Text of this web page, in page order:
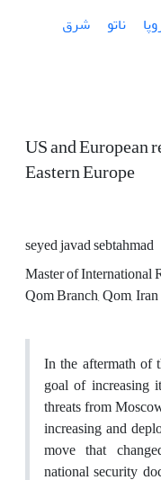
ناتو
شرق
US and European
Eastern Europe
seyed javad sebtahmad
Master of International
Qom Branch, Qom, Iran
In the aftermath of
goal of increasing
threats from
increasing and
move that
national security